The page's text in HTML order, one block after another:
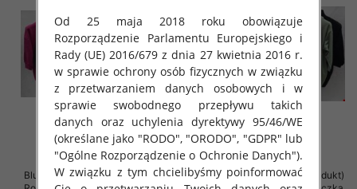
Bluzki damskie ( Turecki produkt)
Bluzki damskie ( Turecki produkt)
Od 25 maja 2018 roku obowiązuje
Rozporządzenie Parlamentu Europejskiego i
Rady (UE) 2016/679 z dnia 27 kwietnia 2016 r.
w sprawie ochrony osób fizycznych w związku
z przetwarzaniem danych osobowych i w
sprawie swobodnego przepływu takich
danych oraz uchylenia dyrektywy 95/46/WE
(określane jako "RODO", "ORODO", "GDPR" lub
"Ogólne Rozporządzenie o Ochronie Danych").
W związku z tym chcielibyśmy poinformować